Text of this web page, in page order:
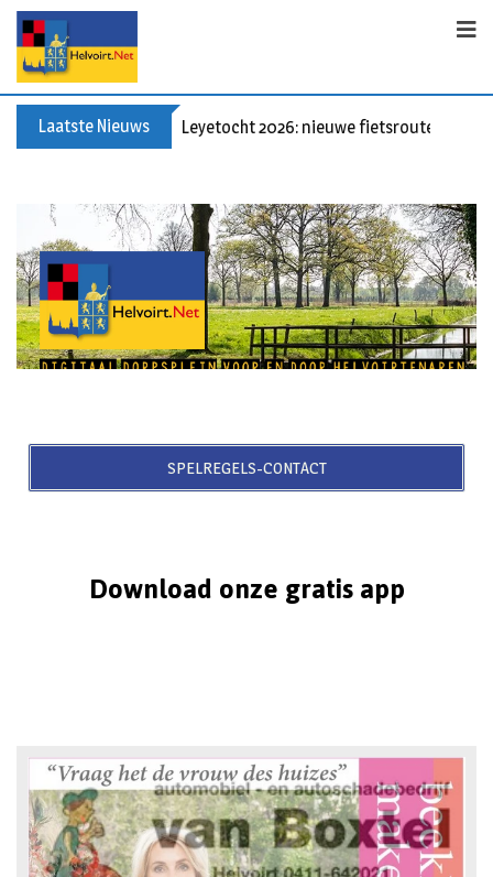
Laatste Nieuws Leyetocht 2026: nieuwe fietsroutes
SPELREGELS-CONTACT
Download onze gratis app